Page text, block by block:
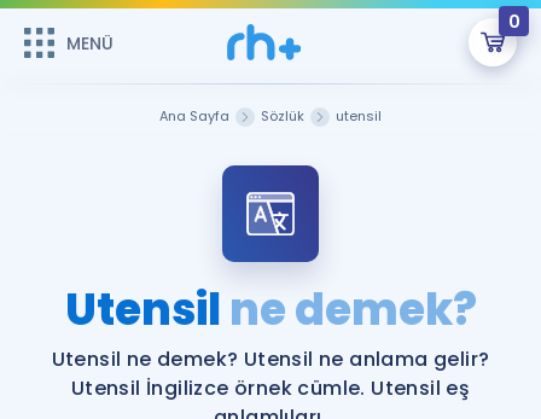
MENÜ
0
ÜYE DEĞİLİM
Sepetin Şu An Boş.
Remzi Hoca ile seni sınava hazırlayacak onlarca eğitim seni
bekliyor!
MENÜ
Faydalı Araçlar
Ana Sayfa Sözlük utensil
Utensilne demek?
Utensil ne demek? Utensil ne anlama gelir?
Utensil İngilizce örnek cümle. Utensil eş